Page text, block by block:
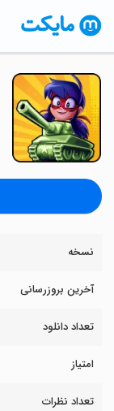
نسخه
آخرین بروزرسانی
تعداد دانلود
امتیاز
تعداد نظرات